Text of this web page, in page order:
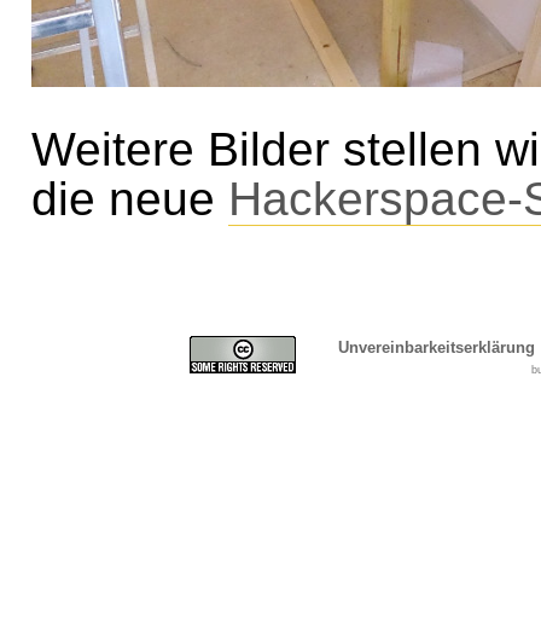
Weitere Bilder stellen
die neue Hackerspace-
Unvereinbarkeitserklärung